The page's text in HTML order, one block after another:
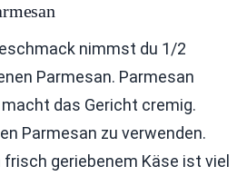
nimmst du 1/2
Parmesan. Parmesan
das Gericht cremig.
Parmesan zu verwenden.
geriebenem Käse ist viel